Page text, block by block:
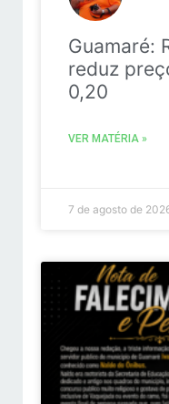
Guamaré:
reduz
0,20
VER MATÉRIA »
7 de agosto de